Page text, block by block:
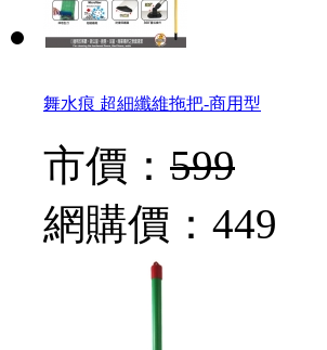
舞水痕 超細纖維拖把-商用型
市價： 599
網購價： 449